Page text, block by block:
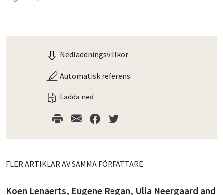
Nedladdningsvillkor
Automatisk referens
Ladda ned
FLER ARTIKLAR AV SAMMA FÖRFATTARE
Koen Lenaerts, Eugene Regan, Ulla Neergaard and